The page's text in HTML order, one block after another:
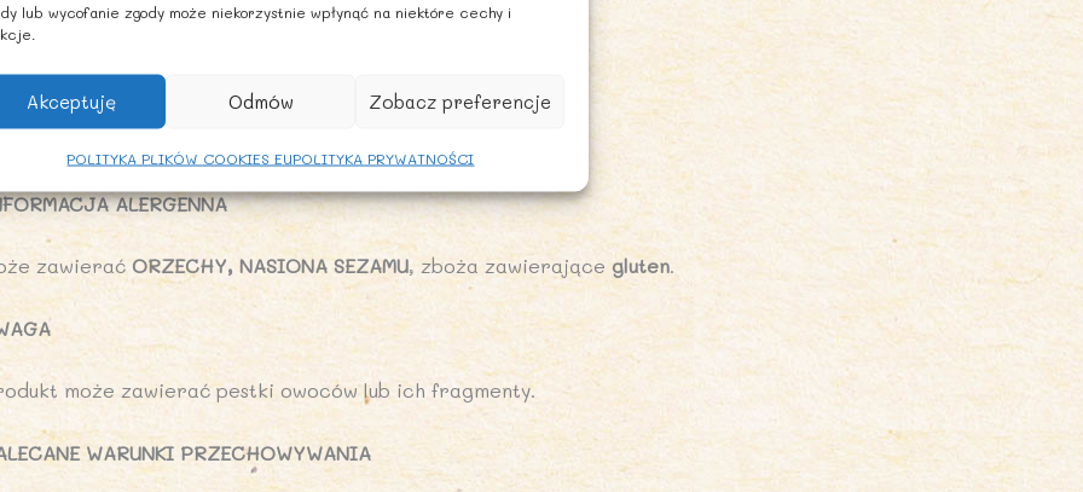
lub wycofanie zgody może niekorzystnie wpłynąć na niektóre cechy i
Akceptuję Odmów Zobacz preferencje
POLITYKA PLIKÓW COOKIES EUPOLITYKA PRYWATNOŚCI
6,6 g
8,7 g
ALERGENNA
zawierać ORZECHY, NASIONA SEZAMU, zboża zawierające gluten.
może zawierać pestki owoców lub ich fragmenty.
WARUNKI PRZECHOWYWANIA